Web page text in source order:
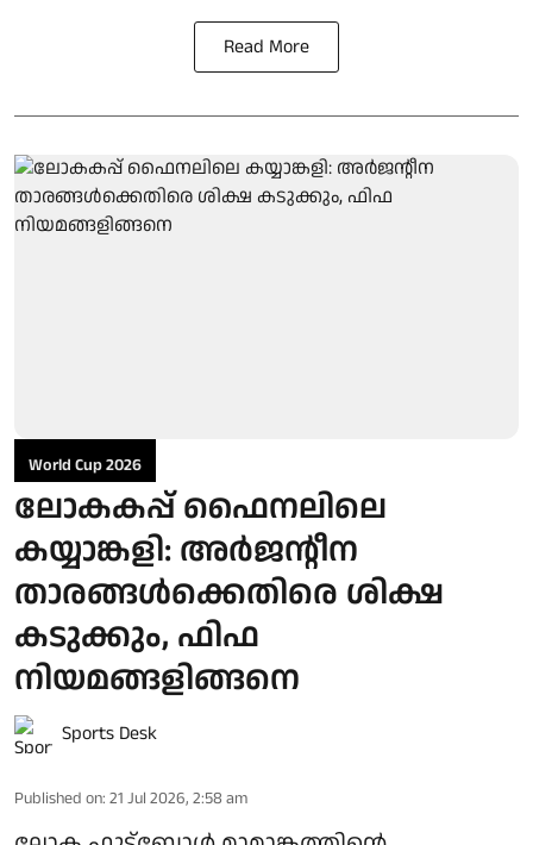
Read More
World Cup 2026
ലോകകപ്പ് ഫൈനലിലെ
കയ്യാങ്കളി: അർജന്റീന
താരങ്ങൾക്കെതിരെ ശിക്ഷ
കടുക്കും, ഫിഫ
നിയമങ്ങളിങ്ങനെ
Sports Desk
Published on: 21 Jul 2026, 2:58 am